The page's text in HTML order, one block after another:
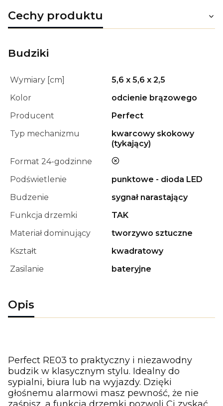
Cechy produktu
Budziki
Wymiary [cm]
5,6 x 5,6 x 2,5
Kolor
odcienie brązowego
Producent
Perfect
Typ mechanizmu
kwarcowy skokowy
(tykający)
Format 24-godzinne
nie
Podświetlenie
punktowe - dioda LED
Budzenie
sygnał narastający
Funkcja drzemki
TAK
Materiał dominujący
tworzywo sztuczne
Kształt
kwadratowy
Zasilanie
bateryjne
Opis
Perfect RE03 to praktyczny i niezawodny
budzik w klasycznym stylu. Idealny do
sypialni, biura lub na wyjazdy. Dzięki
głośnemu alarmowi masz pewność, że nie